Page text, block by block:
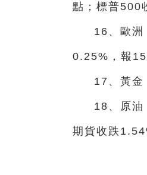
點；標普500
16、歐
0.25%，報
17、黃
18、原
期貨收跌